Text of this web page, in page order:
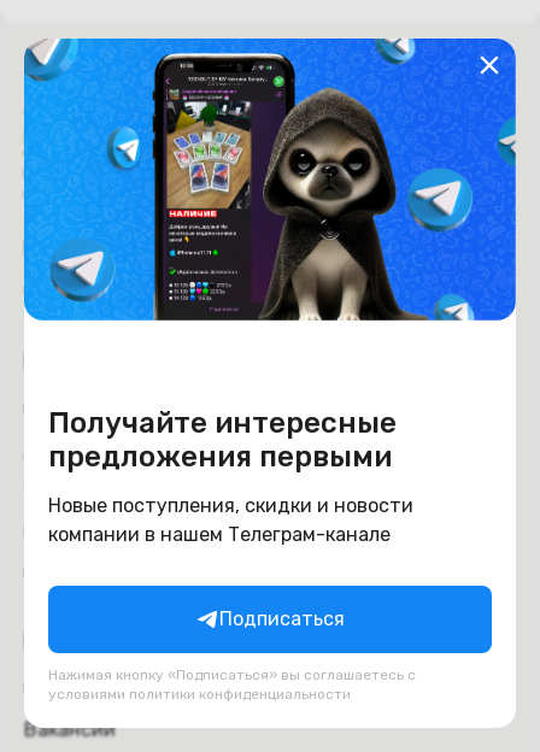
Получайте интересные
предложения первыми
Новые поступления, скидки и новости
компании в нашем Телеграм-канале
Подписаться
Нажимая кнопку «Подписаться» вы соглашаетесь с
условиями политики конфиденциальности
Время работы с 9:00 до 21:00
г. Минск, пр-т. Независимости, д.94
Рейтинг магазина:
4.6 из 5
Оплата
Доставка и самовывоз
Отзывы
Компания
О компании
Вакансии